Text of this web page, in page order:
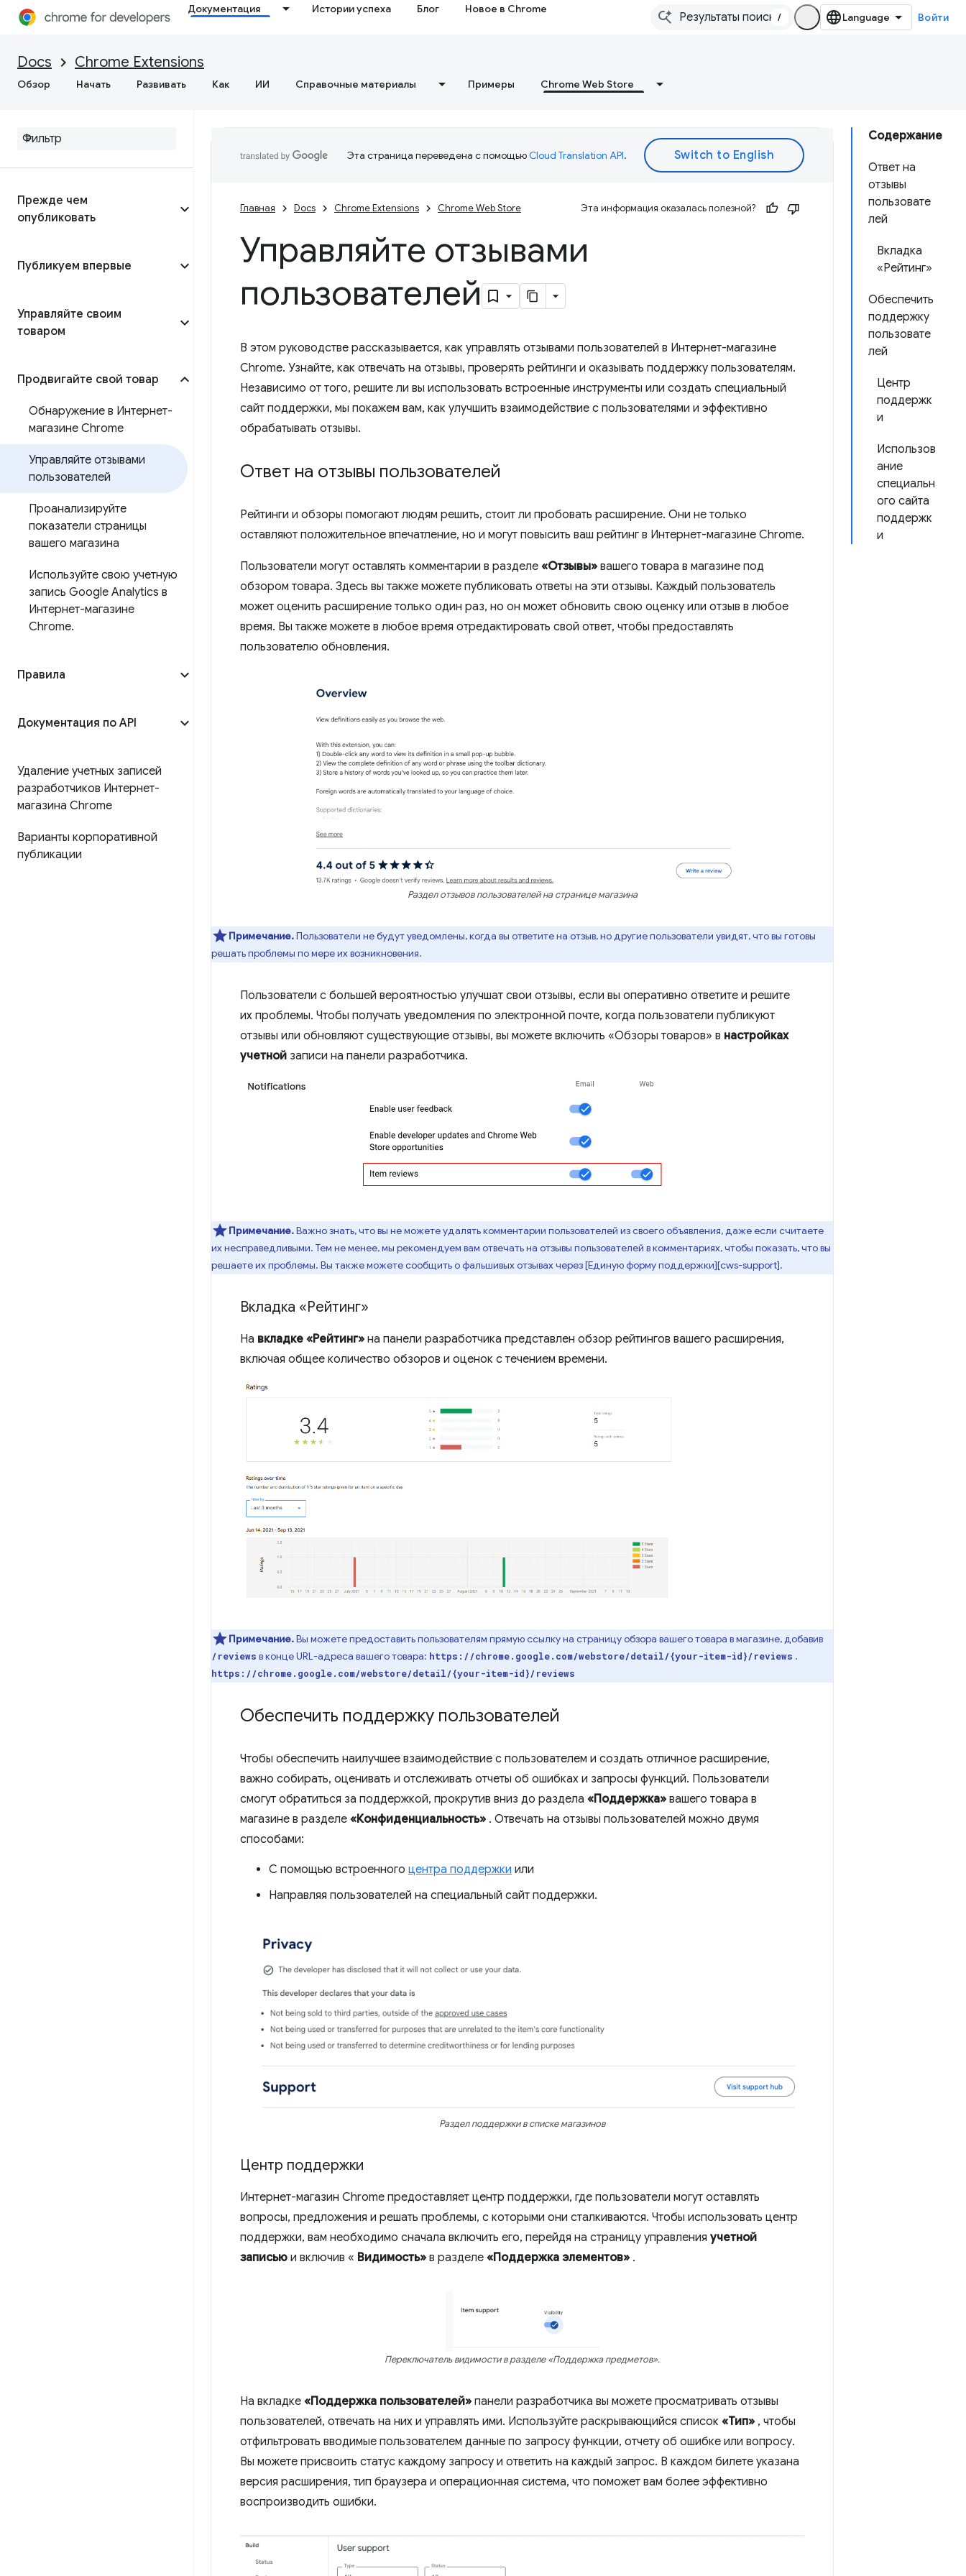
Документация Истории успеха Блог Новое в Chrome
/ Войти
Docs Chrome Extensions
Обзор Начать Развивать Как ИИ Справочные материалы Примеры Chrome Web Store
Прежде чем
опубликовать
Публикуем впервые
Управляйте своим
товаром
Продвигайте свой товар
Обнаружение в Интернет-
магазине Chrome
Управляйте отзывами
пользователей
Проанализируйте
показатели страницы
вашего магазина
Используйте свою учетную
запись Google Analytics в
Интернет-магазине
Chrome.
Правила
Документация по API
Удаление учетных записей
разработчиков Интернет-
магазина Chrome
Варианты корпоративной
публикации
Содержание
Ответ на
отзывы
пользовате
лей
Вкладка
«Рейтинг»
Обеспечить
поддержку
пользовате
лей
Центр
поддержк
и
Использов
ание
специальн
ого сайта
поддержк
и
Эта страница переведена с помощьюCloud Translation API.
Главная Docs Chrome Extensions Chrome Web Store Эта информация оказалась полезной?
Управляйте отзывами
пользователей
В этом руководстве рассказывается, как управлять отзывами пользователей в Интернет-магазине
Chrome. Узнайте, как отвечать на отзывы, проверять рейтинги и оказывать поддержку пользователям.
Независимо от того, решите ли вы использовать встроенные инструменты или создать специальный
сайт поддержки, мы покажем вам, как улучшить взаимодействие с пользователями и эффективно
обрабатывать отзывы.
Ответ на отзывы пользователей
Рейтинги и обзоры помогают людям решить, стоит ли пробовать расширение. Они не только
оставляют положительное впечатление, но и могут повысить ваш рейтинг в Интернет-магазине Chrome.
Пользователи могут оставлять комментарии в разделе «Отзывы» вашего товара в магазине под
обзором товара. Здесь вы также можете публиковать ответы на эти отзывы. Каждый пользователь
может оценить расширение только один раз, но он может обновить свою оценку или отзыв в любое
время. Вы также можете в любое время отредактировать свой ответ, чтобы предоставлять
пользователю обновления.
Раздел отзывов пользователей на странице магазина
Примечание.Пользователи не будут уведомлены, когда вы ответите на отзыв, но другие пользователи увидят, что вы готовы
решать проблемы по мере их возникновения.
Пользователи с большей вероятностью улучшат свои отзывы, если вы оперативно ответите и решите
их проблемы. Чтобы получать уведомления по электронной почте, когда пользователи публикуют
отзывы или обновляют существующие отзывы, вы можете включить «Обзоры товаров» в настройках
учетной записи на панели разработчика.
Примечание.Важно знать, что вы не можете удалять комментарии пользователей из своего объявления, даже если считаете
их несправедливыми. Тем не менее, мы рекомендуем вам отвечать на отзывы пользователей в комментариях, чтобы показать, что вы
решаете их проблемы. Вы также можете сообщить о фальшивых отзывах через [Единую форму поддержки][cws-support].
Вкладка «Рейтинг»
На вкладке «Рейтинг» на панели разработчика представлен обзор рейтингов вашего расширения,
включая общее количество обзоров и оценок с течением времени.
Примечание.Вы можете предоставить пользователям прямую ссылку на страницу обзора вашего товара в магазине, добавив
/reviews в конце URL-адреса вашего товара: https://chrome.google.com/webstore/detail/{your-item-id}/reviews .
https://chrome.google.com/webstore/detail/{your-item-id}/reviews
Обеспечить поддержку пользователей
Чтобы обеспечить наилучшее взаимодействие с пользователем и создать отличное расширение,
важно собирать, оценивать и отслеживать отчеты об ошибках и запросы функций. Пользователи
смогут обратиться за поддержкой, прокрутив вниз до раздела «Поддержка» вашего товара в
магазине в разделе «Конфиденциальность» . Отвечать на отзывы пользователей можно двумя
способами:
С помощью встроенного центра поддержки или
Направляя пользователей на специальный сайт поддержки.
Раздел поддержки в списке магазинов
Центр поддержки
Интернет-магазин Chrome предоставляет центр поддержки, где пользователи могут оставлять
вопросы, предложения и решать проблемы, с которыми они сталкиваются. Чтобы использовать центр
поддержки, вам необходимо сначала включить его, перейдя на страницу управления учетной
записью и включив « Видимость» в разделе «Поддержка элементов» .
Переключатель видимости в разделе «Поддержка предметов».
На вкладке «Поддержка пользователей» панели разработчика вы можете просматривать отзывы
пользователей, отвечать на них и управлять ими. Используйте раскрывающийся список «Тип» , чтобы
отфильтровать вводимые пользователем данные по запросу функции, отчету об ошибке или вопросу.
Вы можете присвоить статус каждому запросу и ответить на каждый запрос. В каждом билете указана
версия расширения, тип браузера и операционная система, что поможет вам более эффективно
воспроизводить ошибки.